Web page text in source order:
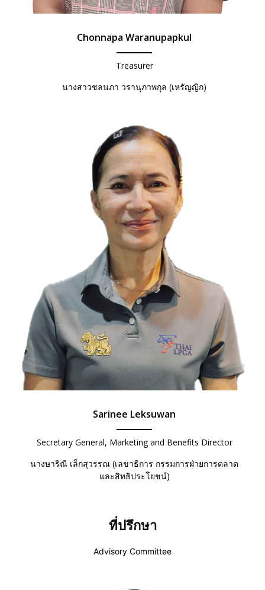
Chonnapa Waranupapkul
Treasurer
นางสาวชลนภา วรานุภาพกุล (เหรัญญิก)
Sarinee Leksuwan
Secretary General, Marketing and Benefits Director
นางษาริณี เล็กสุวรรณ (เลขาธิการ กรรมการฝ่ายการตลาด
และสิทธิประโยชน์)
ที่ปรึกษา
Advisory Committee